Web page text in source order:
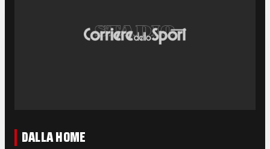
DALLA HOME